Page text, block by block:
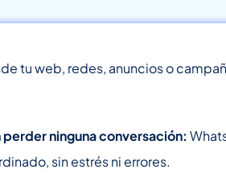
tu web, redes, anuncios o
ninguna conversación:
sin estrés ni errores.